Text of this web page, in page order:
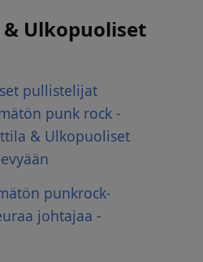
Ulkopuoliset
pullistelijat
punk rock -
& Ulkopuoliset
punkrock-
johtajaa -